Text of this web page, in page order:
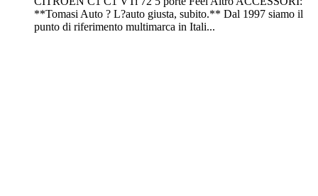
**Tomasi Auto ? L?auto giusta, subito.** Dal 1997 siamo il
punto di riferimento multimarca in Itali...